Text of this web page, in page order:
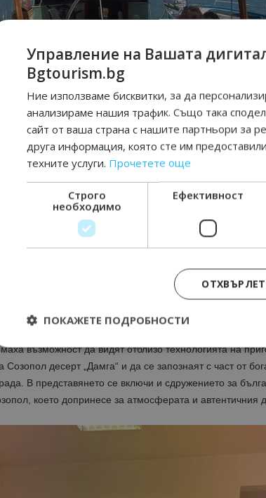
в програмата беше представянето на местните
възможност да видят отблизо технологията на
Созопол десерт „Дамга“ и да се запознаят с част от
В представянето се включи и сдружението за
което допринесе за атмосферата и автентичния
Управление на Вашата
Bgtourism.bg
Ние използваме бисквитки, за да
анализираме нашия трафик. Също така
сайт от ваша страна с нашите партньори за
друга информация, която сте им
техните услуги. Прочетете още
Строго
необходимо
Ефективност
ПОКАЖЕТЕ ПОДРОБНОСТИ
Строго необходимите бисквитки позволяват основната
управление на акаунта. Уебсайтът не може да се